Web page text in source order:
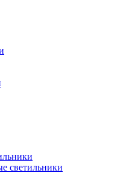
светильники